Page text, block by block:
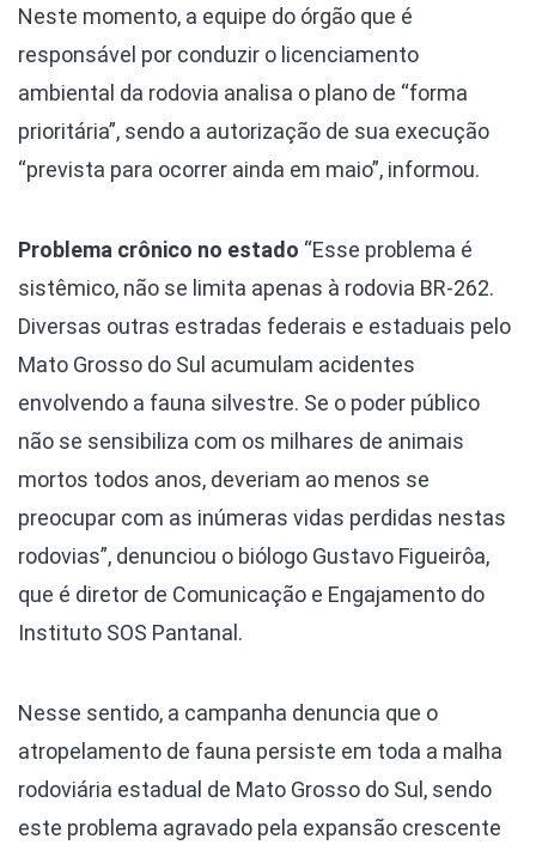
Neste momento, a equipe do órgão que é
responsável por conduzir o licenciamento
ambiental da rodovia analisa o plano de “forma
prioritária”, sendo a autorização de sua execução
“prevista para ocorrer ainda em maio”, informou.
Problema crônico no estado “Esse problema é
sistêmico, não se limita apenas à rodovia BR-262.
Diversas outras estradas federais e estaduais pelo
Mato Grosso do Sul acumulam acidentes
envolvendo a fauna silvestre. Se o poder público
não se sensibiliza com os milhares de animais
mortos todos anos, deveriam ao menos se
preocupar com as inúmeras vidas perdidas nestas
rodovias”, denunciou o biólogo Gustavo Figueirôa,
que é diretor de Comunicação e Engajamento do
Instituto SOS Pantanal.
Nesse sentido, a campanha denuncia que o
atropelamento de fauna persiste em toda a malha
rodoviária estadual de Mato Grosso do Sul, sendo
este problema agravado pela expansão crescente